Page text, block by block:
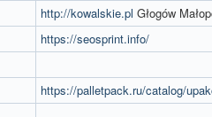
http://kowalskie.pl Głogów
https://seosprint.info/
https://palletpack.ru/catalog/